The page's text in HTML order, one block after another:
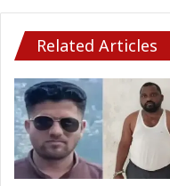
Related Articles